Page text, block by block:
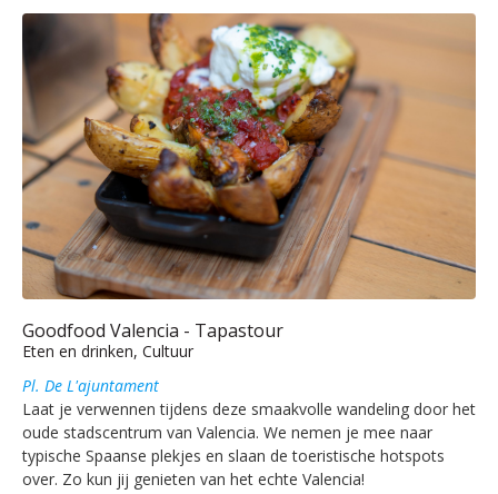
Goodfood Valencia - Tapastour
Eten en drinken, Cultuur
Pl. De L'ajuntament
Laat je verwennen tijdens deze smaakvolle wandeling door het
oude stadscentrum van Valencia. We nemen je mee naar
typische Spaanse plekjes en slaan de toeristische hotspots
over. Zo kun jij genieten van het echte Valencia!